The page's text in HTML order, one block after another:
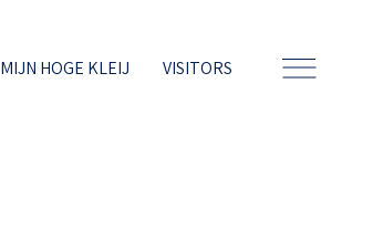
MIJN HOGE KLEIJ VISITORS